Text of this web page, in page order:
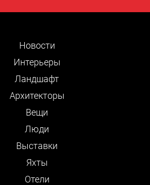
Новости
Интерьеры
Ландшафт
Архитекторы
Вещи
Люди
Выставки
Яхты
Отели